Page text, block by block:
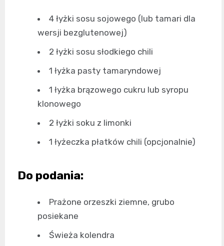
4 łyżki sosu sojowego (lub tamari dla
wersji bezglutenowej)
2 łyżki sosu słodkiego chili
1 łyżka pasty tamaryndowej
1 łyżka brązowego cukru lub syropu
klonowego
2 łyżki soku z limonki
1 łyżeczka płatków chili (opcjonalnie)
Do podania:
Prażone orzeszki ziemne, grubo
posiekane
Świeża kolendra